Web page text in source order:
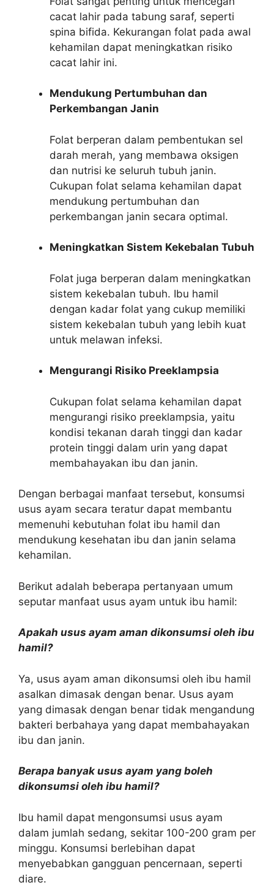
cacat lahir pada tabung saraf, seperti
spina bifida. Kekurangan folat pada awal
kehamilan dapat meningkatkan risiko
cacat lahir ini.
Mendukung Pertumbuhan dan
Perkembangan Janin
Folat berperan dalam pembentukan sel
darah merah, yang membawa oksigen
dan nutrisi ke seluruh tubuh janin.
Cukupan folat selama kehamilan dapat
mendukung pertumbuhan dan
perkembangan janin secara optimal.
Meningkatkan Sistem Kekebalan Tubuh
Folat juga berperan dalam meningkatkan
sistem kekebalan tubuh. Ibu hamil
dengan kadar folat yang cukup memiliki
sistem kekebalan tubuh yang lebih kuat
untuk melawan infeksi.
Mengurangi Risiko Preeklampsia
Cukupan folat selama kehamilan dapat
mengurangi risiko preeklampsia, yaitu
kondisi tekanan darah tinggi dan kadar
protein tinggi dalam urin yang dapat
membahayakan ibu dan janin.
Dengan berbagai manfaat tersebut, konsumsi
usus ayam secara teratur dapat membantu
memenuhi kebutuhan folat ibu hamil dan
mendukung kesehatan ibu dan janin selama
kehamilan.
Berikut adalah beberapa pertanyaan umum
seputar manfaat usus ayam untuk ibu hamil:
Apakah usus ayam aman dikonsumsi oleh ibu
hamil?
Ya, usus ayam aman dikonsumsi oleh ibu hamil
asalkan dimasak dengan benar. Usus ayam
yang dimasak dengan benar tidak mengandung
bakteri berbahaya yang dapat membahayakan
ibu dan janin.
Berapa banyak usus ayam yang boleh
dikonsumsi oleh ibu hamil?
Ibu hamil dapat mengonsumsi usus ayam
dalam jumlah sedang, sekitar 100-200 gram per
minggu. Konsumsi berlebihan dapat
menyebabkan gangguan pencernaan, seperti
diare.